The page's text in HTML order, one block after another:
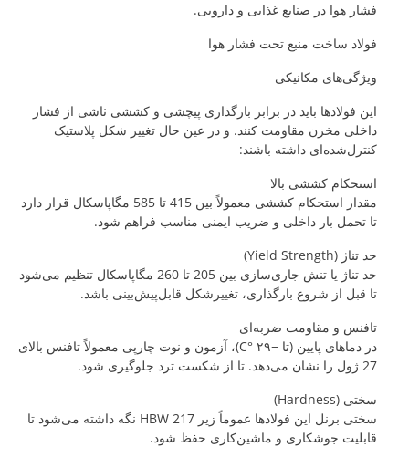
فشار هوا در صنایع غذایی و دارویی.
فولاد ساخت منبع تحت فشار هوا
ویژگی‌های مکانیکی
این فولادها باید در برابر بارگذاری پیچشی و کششی ناشی از فشار
داخلی مخزن مقاومت کنند. و در عین حال تغییر شکل پلاستیک
کنترل‌شده‌ای داشته باشند:
استحکام کششی بالا
مقدار استحکام کششی معمولاً بین 415 تا 585 مگاپاسکال قرار دارد
تا تحمل بار داخلی و ضریب ایمنی مناسب فراهم شود.
حد تناژ (Yield Strength)
حد تناژ یا تنش جاری‌سازی بین 205 تا 260 مگاپاسکال تنظیم می‌شود
تا قبل از شروع بارگذاری، تغییرشکل قابل‌پیش‌بینی باشد.
تافنس و مقاومت ضربه‌ای
در دماهای پایین (تا −۲۹ °C)، آزمون و نوت چارپی معمولاً تافنس بالای
27 ژول را نشان می‌دهد. تا از شکست ترد جلوگیری شود.
سختی (Hardness)
سختی برنل این فولادها عموماً زیر 217 HBW نگه داشته می‌شود تا
قابلیت جوشکاری و ماشین‌کاری حفظ شود.